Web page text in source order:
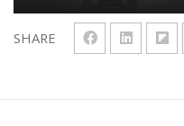
SHARE